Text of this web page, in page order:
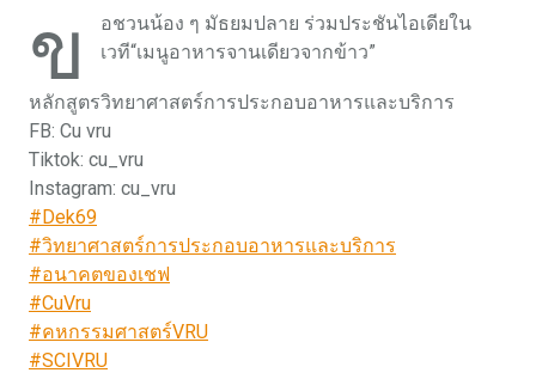
ข
อชวนน้อง ๆ มัธยมปลาย ร่วมประชันไอเดียใน
เวที“เมนูอาหารจานเดียวจากข้าว”
หลักสูตรวิทยาศาสตร์การประกอบอาหารและบริการ
FB: Cu vru
Tiktok: cu_vru
Instagram: cu_vru
#Dek69
#วิทยาศาสตร์การประกอบอาหารและบริการ
#อนาคตของเชฟ
#CuVru
#คหกรรมศาสตร์VRU
#SCIVRU